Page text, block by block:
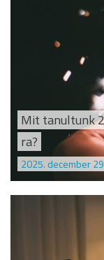
Mit tanultunk
ra?
2025. december